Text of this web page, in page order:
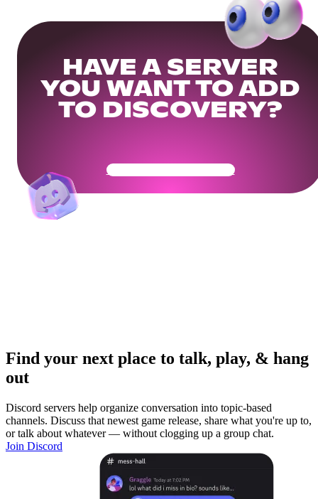
HAVE A SERVER
YOU WANT TO ADD
TO DISCOVERY?
Get Your Community Ready
Find your next place to talk, play, & hang
out
Discord servers help organize conversation into topic-based
channels. Discuss that newest game release, share what you're up to,
or talk about whatever — without clogging up a group chat.
Join Discord